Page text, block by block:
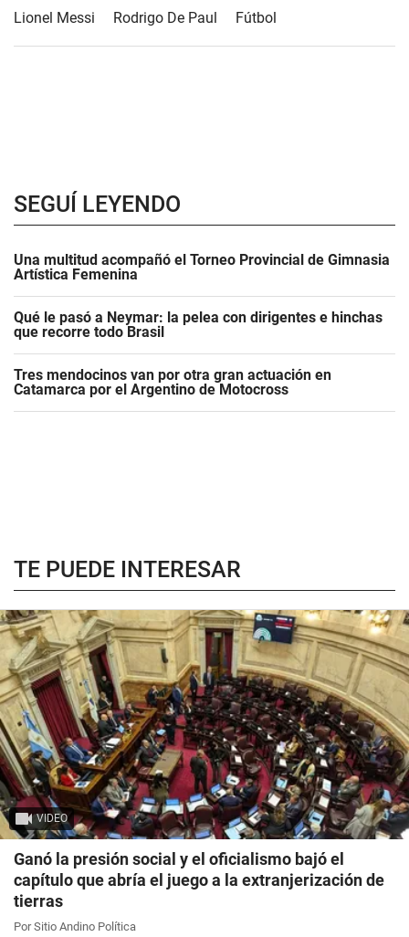
Lionel Messi
Rodrigo De Paul Fútbol
SEGUÍ LEYENDO
Una multitud acompañó el Torneo Provincial de Gimnasia
Artística Femenina
Qué le pasó a Neymar: la pelea con dirigentes e hinchas
que recorre todo Brasil
Tres mendocinos van por otra gran actuación en
Catamarca por el Argentino de Motocross
TE PUEDE INTERESAR
VIDEO
Ganó la presión social y el oficialismo bajó el
capítulo que abría el juego a la extranjerización de
tierras
Por Sitio Andino Política